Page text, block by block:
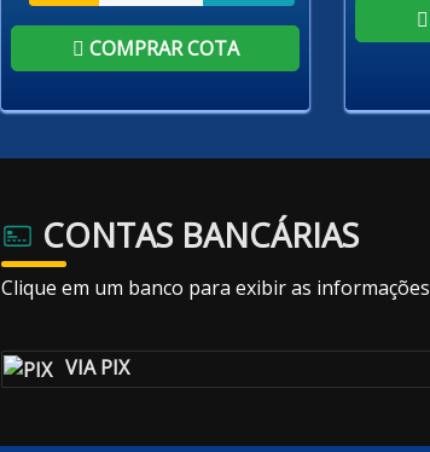
COMPRAR COTA
CONTAS BANCÁRIAS
Clique em um banco para exibir as informações
VIA PIX